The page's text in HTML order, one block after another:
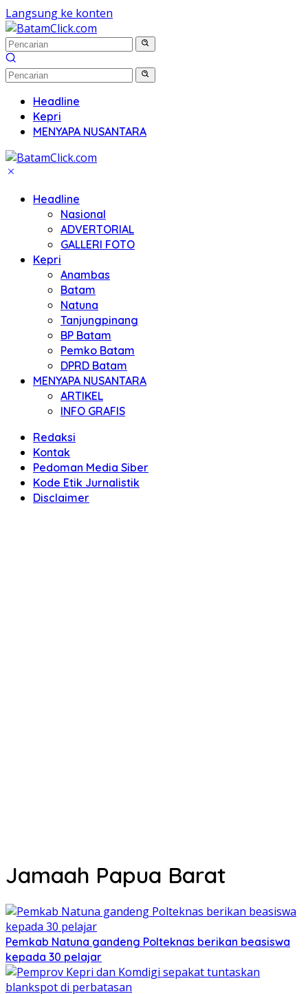
Langsung ke konten
Headline
Kepri
MENYAPA NUSANTARA
Headline
Nasional
ADVERTORIAL
GALLERI FOTO
Kepri
Anambas
Batam
Natuna
Tanjungpinang
BP Batam
Pemko Batam
DPRD Batam
MENYAPA NUSANTARA
ARTIKEL
INFO GRAFIS
Redaksi
Kontak
Pedoman Media Siber
Kode Etik Jurnalistik
Disclaimer
Jamaah Papua Barat
Pemkab Natuna gandeng Polteknas berikan beasiswa
kepada 30 pelajar